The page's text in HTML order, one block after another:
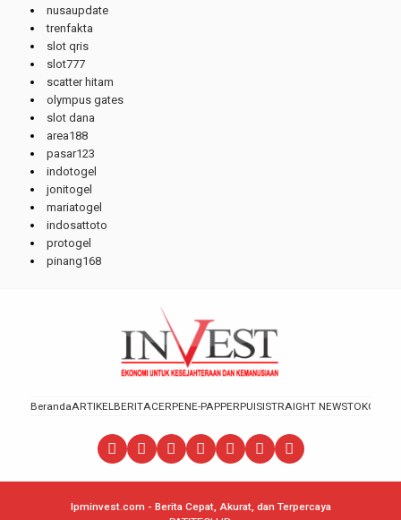
nusaupdate
trenfakta
slot qris
slot777
scatter hitam
olympus gates
slot dana
area188
pasar123
indotogel
jonitogel
mariatogel
indosattoto
protogel
pinang168
BerandaARTIKELBERITACERPENE-PAPPERPUISISTRAIGHT NEWSTOKOH
lpminvest.com - Berita Cepat, Akurat, dan Terpercaya